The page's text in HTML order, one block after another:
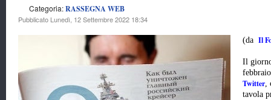
Categoria:RASSEGNA WEB
Pubblicato Lunedì, 12 Settembre 2022 18:34
(da Il
Il
Twitter,
tavola